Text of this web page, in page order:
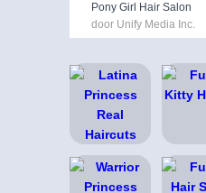
Pony Girl Hair Salon
door Unify Media Inc.